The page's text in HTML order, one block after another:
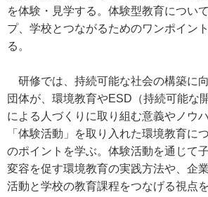
を体験・見学する。体験型教育につい
プ、学校とつながるためのワンポイン
る。
研修では、持続可能な社会の構築に
団体が、環境教育やESD（持続可能な
による人づくりに取り組む意義やノウ
「体験活動」を取り入れた環境教育に
のポイントを学ぶ。体験活動を通じて
変容を促す環境教育の実践方法や、企
活動と学校の教育課程をつなげる視点